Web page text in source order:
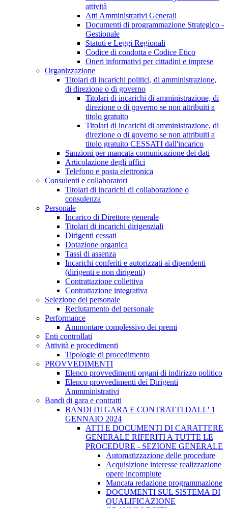
attività
Atti Amministrativi Generali
Documenti di programmazione Strategico -
Gestionale
Statuti e Leggi Regionali
Codice di condotta e Codice Etico
Oneri informativi per cittadini e imprese
Organizzazione
Titolari di incarichi politici, di amministrazione,
di direzione o di governo
Titolari di incarichi di amministrazione, di
direzione o di governo se non attribuiti a
titolo gratuito
Titolari di incarichi di amministrazione, di
direzione o di governo se non attribuiti a
titolo gratuito CESSATI dall'incarico
Sanzioni per mancata comunicazione dei dati
Articolazione degli uffici
Telefono e posta elettronica
Consulenti e collaboratori
Titolari di incarichi di collaborazione o
consulenza
Personale
Incarico di Direttore generale
Titolari di incarichi dirigenziali
Dirigenti cessati
Dotazione organica
Tassi di assenza
Incarichi conferiti e autorizzati ai dipendenti
(dirigenti e non dirigenti)
Contrattazione collettiva
Contrattazione integrativa
Selezione del personale
Reclutamento del personale
Performance
Ammontare complessivo dei premi
Enti controllati
Attività e procedimenti
Tipologie di procedimento
PROVVEDIMENTI
Elenco provvedimenti organi di indirizzo politico
Elenco provvedimenti dei Dirigenti
Ammministrativi
Bandi di gara e contratti
BANDI DI GARA E CONTRATTI DALL' 1
GENNAIO 2024
ATTI E DOCUMENTI DI CARATTERE
GENERALE RIFERITI A TUTTE LE
PROCEDURE - SEZIONE GENERALE
Automatizzazione delle procedure
Acquisizione interesse realizzazione
opere incompiute
Mancata redazione programmazione
DOCUMENTI SUL SISTEMA DI
QUALIFICAZIONE